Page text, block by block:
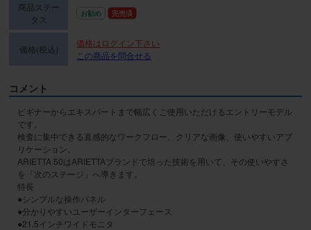
商品ステー
タス
お勧め 完売済
価格(税込)
価格はログイン下さい
この商品を問合せる
コメント
ビギナーからエキスパートまで幅広くご使用いただけるエントリーモデル
です。
検査に集中できる直感的なワークフロー、クリアな画像、使いやすいアプ
リケーション。
ARIETTA 50はARIETTAブランドで培った技術を用いて、その使いやすさ
を「次のステージ」へ導きます。
特長
●シンプルな操作パネル
●分かりやすいユーザーインターフェース
●21.5インチワイドモニタ